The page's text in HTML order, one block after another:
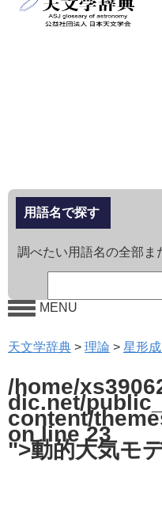
用語名で探す
調べたい用語名の全部ま
MENU
天文学辞典 > 理論 > 星形
/home/
dic.net/
content/
on line23
">動的大気モ